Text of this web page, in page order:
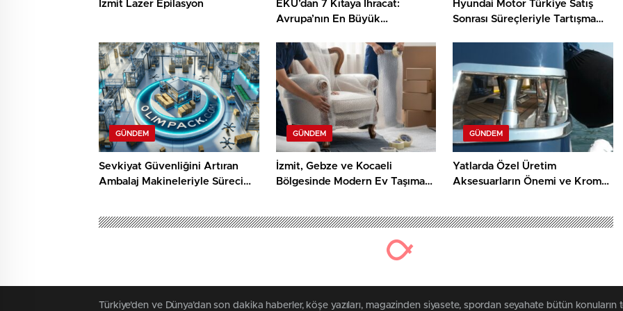
İzmit Lazer Epilasyon
EKU’dan 7 Kıtaya İhracat:
Avrupa’nın En Büyük
Hyundai Motor Türkiye Satış
Sonrası Süreçleriyle Tartışma
GÜNDEM
Sevkiyat Güvenliğini Artıran
Ambalaj Makineleriyle Süreci
GÜNDEM
İzmit, Gebze ve Kocaeli
Bölgesinde Modern Ev Taşıma
GÜNDEM
Yatlarda Özel Üretim
Aksesuarların Önemi ve Krom
Türkiye'den ve Dünya’dan son dakika haberler, köşe yazıları, magazinden siyasete, spordan seyahate bütün konuların